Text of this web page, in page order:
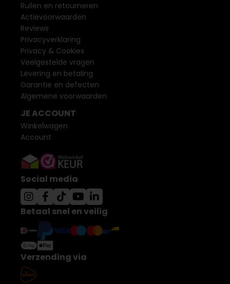
Ruilen en retourneren
Actievoorwaarden
Reviews
Privacyverklaring
Privacy & Cookies
Veelgestelde vragen
Levering en betaling
Garantie en defecten
Algemene voorwaarden
JE ACCOUNT
Winkelwagen
Account
Social media
Betaal snel en veilig
Verzending via